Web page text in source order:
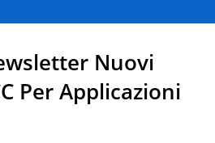
Nuovi
Per Applicazioni